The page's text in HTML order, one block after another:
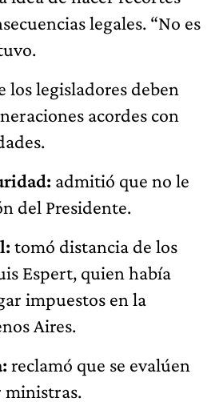
legales. “No es
los legisladores deben
acordes con
admitió que no le
del Presidente.
tomó distancia de los
Espert, quien había
impuestos en la
Aires.
reclamó que se evalúen
ministras.